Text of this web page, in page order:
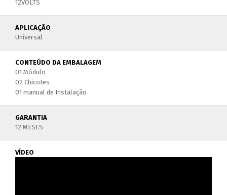
12VOLTS
APLICAÇÃO
Universal
CONTEÚDO DA EMBALAGEM
01 Módulo
02 Chicotes
01 manual de Instalação
GARANTIA
12 MESES
VÍDEO